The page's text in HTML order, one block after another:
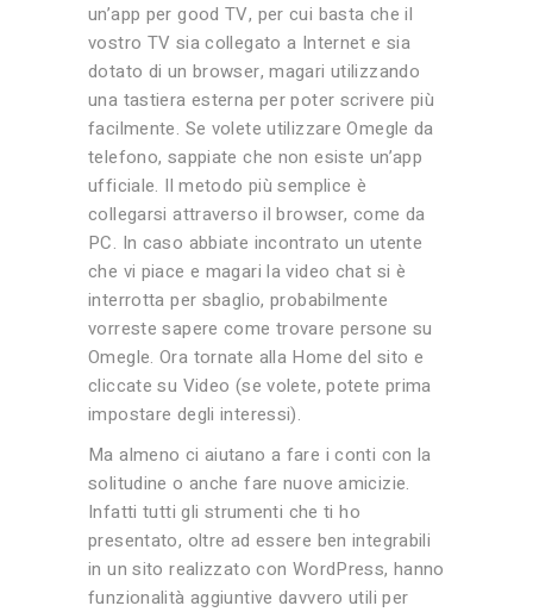
un’app per good TV, per cui basta che il
vostro TV sia collegato a Internet e sia
dotato di un browser, magari utilizzando
una tastiera esterna per poter scrivere più
facilmente. Se volete utilizzare Omegle da
telefono, sappiate che non esiste un’app
ufficiale. Il metodo più semplice è
collegarsi attraverso il browser, come da
PC. In caso abbiate incontrato un utente
che vi piace e magari la video chat si è
interrotta per sbaglio, probabilmente
vorreste sapere come trovare persone su
Omegle. Ora tornate alla Home del sito e
cliccate su Video (se volete, potete prima
impostare degli interessi).
Ma almeno ci aiutano a fare i conti con la
solitudine o anche fare nuove amicizie.
Infatti tutti gli strumenti che ti ho
presentato, oltre ad essere ben integrabili
in un sito realizzato con WordPress, hanno
funzionalità aggiuntive davvero utili per